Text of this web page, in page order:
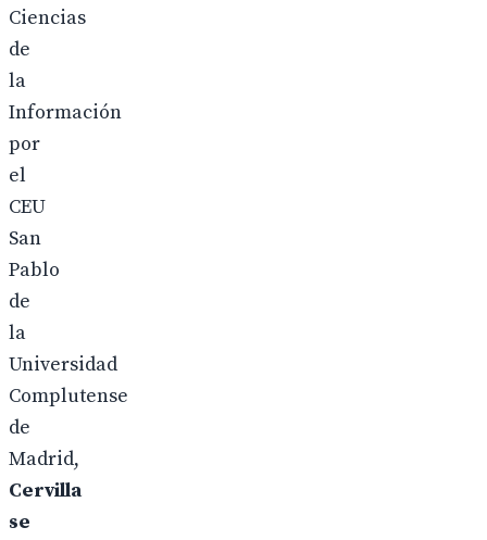
Ciencias
de
la
Información
por
el
CEU
San
Pablo
de
la
Universidad
Complutense
de
Madrid,
Cervilla
se